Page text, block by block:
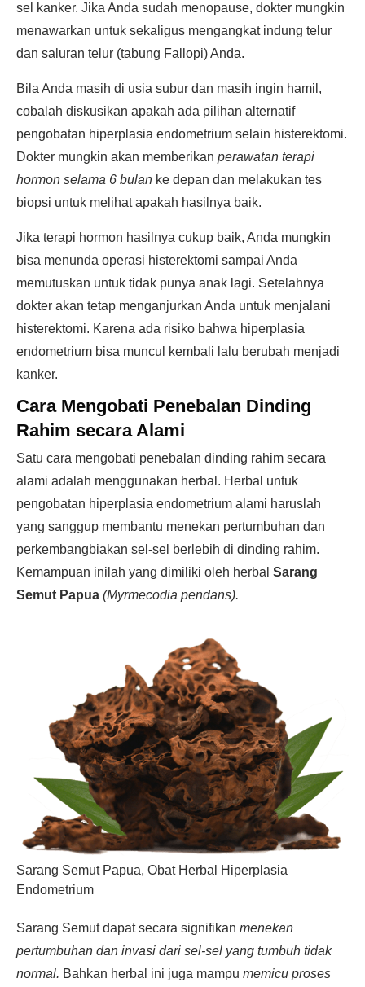
sel kanker. Jika Anda sudah menopause, dokter mungkin
menawarkan untuk sekaligus mengangkat indung telur
dan saluran telur (tabung Fallopi) Anda.
Bila Anda masih di usia subur dan masih ingin hamil,
cobalah diskusikan apakah ada pilihan alternatif
pengobatan hiperplasia endometrium selain histerektomi.
Dokter mungkin akan memberikan perawatan terapi
hormon selama 6 bulan ke depan dan melakukan tes
biopsi untuk melihat apakah hasilnya baik.
Jika terapi hormon hasilnya cukup baik, Anda mungkin
bisa menunda operasi histerektomi sampai Anda
memutuskan untuk tidak punya anak lagi. Setelahnya
dokter akan tetap menganjurkan Anda untuk menjalani
histerektomi. Karena ada risiko bahwa hiperplasia
endometrium bisa muncul kembali lalu berubah menjadi
kanker.
Cara Mengobati Penebalan Dinding
Rahim secara Alami
Satu cara mengobati penebalan dinding rahim secara
alami adalah menggunakan herbal. Herbal untuk
pengobatan hiperplasia endometrium alami haruslah
yang sanggup membantu menekan pertumbuhan dan
perkembangbiakan sel-sel berlebih di dinding rahim.
Kemampuan inilah yang dimiliki oleh herbal Sarang
Semut Papua (Myrmecodia pendans).
Sarang Semut Papua, Obat Herbal Hiperplasia
Endometrium
Sarang Semut dapat secara signifikan menekan
pertumbuhan dan invasi dari sel-sel yang tumbuh tidak
normal. Bahkan herbal ini juga mampu memicu proses